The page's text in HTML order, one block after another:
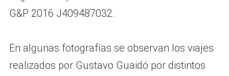
G&P 2016 J409487032.
En algunas fotografías se observan los viajes
realizados por Gustavo Guaidó por distintos